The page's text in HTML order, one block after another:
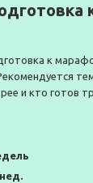
к
и кто готов